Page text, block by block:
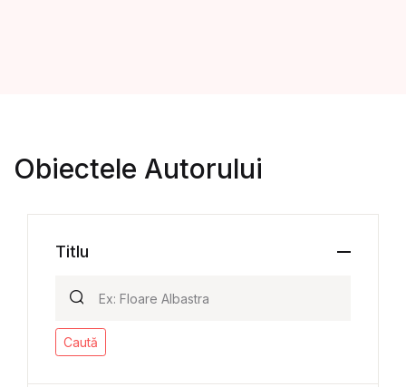
Obiectele Autorului
Titlu
Caută